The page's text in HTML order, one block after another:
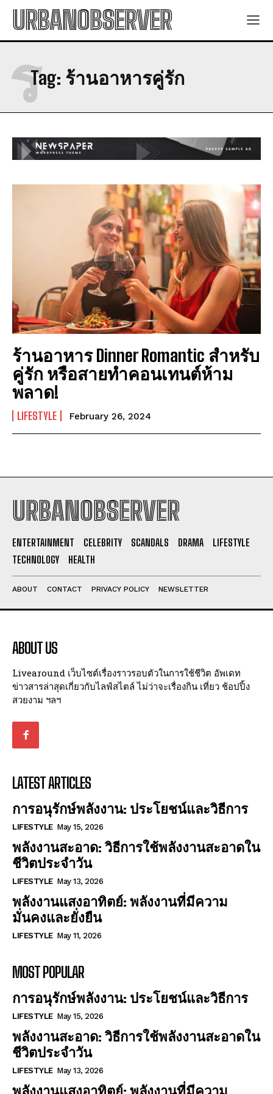
I WANT IN
I've read and accept the Privacy Policy
URBANOBSERVER
Tag: ร้านอาหารคู่รัก
ร
ร้านอาหาร Dinner Romantic สำหรับ
คู่รัก หรือสายทำคอนเทนต์ห้าม
พลาด!
LIFESTYLE February 26, 2024
URBANOBSERVER
ENTERTAINMENT CELEBRITY SCANDALS DRAMA
LIFESTYLE
TECHNOLOGY
HEALTH
ABOUT CONTACT PRIVACY POLICY NEWSLETTER
ABOUT US
Livearound เว็บไซต์เรื่องราวรอบตัวในการใช้ชีวิต อัพเดท
ข่าวสารล่าสุดเกี่ยวกับไลฟ์สไตล์ ไม่ว่าจะเรื่องกิน เที่ยว ช้อปปิ้ง
สวยงาม ฯลฯ
LATEST ARTICLES
การอนุรักษ์พลังงาน: ประโยชน์และวิธีการ
LIFESTYLE May 15, 2026
พลังงานสะอาด: วิธีการใช้พลังงานสะอาดใน
ชีวิตประจำวัน
LIFESTYLE May 13, 2026
พลังงานแสงอาทิตย์: พลังงานที่มีความ
มั่นคงและยั่งยืน
LIFESTYLE May 11, 2026
MOST POPULAR
การอนุรักษ์พลังงาน: ประโยชน์และวิธีการ
LIFESTYLE May 15, 2026
พลังงานสะอาด: วิธีการใช้พลังงานสะอาดใน
ชีวิตประจำวัน
LIFESTYLE May 13, 2026